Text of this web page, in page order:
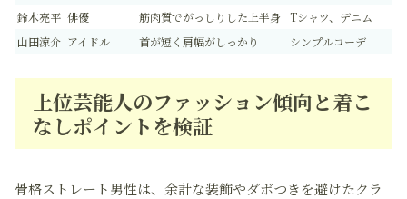
鈴木亮平 俳優 筋肉質でがっしりした上半身
Tシャツ、デニム
山田涼介 アイドル 首が短く肩幅がしっかり シンプルコーデ
上位芸能人のファッション傾向と着こ
なしポイントを検証
骨格ストレート男性は、余計な装飾やダボつきを避けたクラ